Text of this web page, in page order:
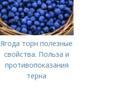
Ягода торн полезные
свойства. Польза и
противопоказания
терна